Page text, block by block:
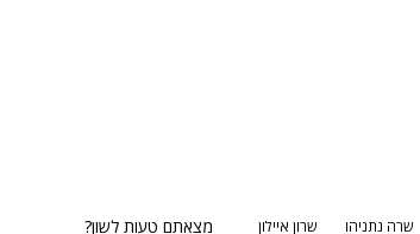
שרה נתניהו שרון איילון מצאתם טעות לשון?